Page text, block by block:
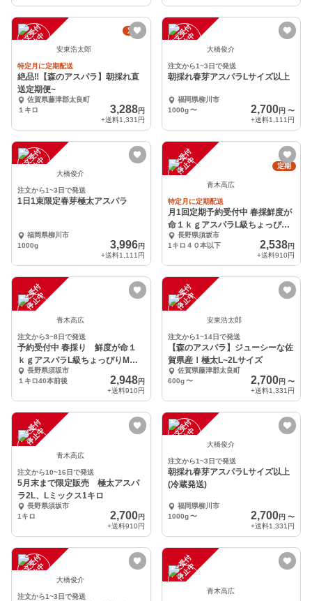
注
文
受
付
停
止
中
定期
安東浩太郎
特定月に定期配送
絶品‼【森のアスパラ】朝採れ直
送定期便~
佐賀県藤津郡太良町
１キロ
3,288円
+送料1,331円
注
文
受
付
停
止
中 大橋俊介
注文から1~3日で発送
朝採れ春芽アスパラLサイズ以上
福岡県柳川市
1000g 〜 2,700円 〜
+送料1,111円
注
文
受
付
停
止
中 大橋俊介
注文から1~3日で発送
1日1束限定春芽極太アスパラ
福岡県柳川市
1000g
3,996円
+送料1,111円
注
文
受
付
停
止
中 定期
青木高広
特定月に定期配送
月1回定期予約受付中 春採鮮度が
命１ｋｇアスパラL級ちょっぴり
M予約販売中
長野県須坂市
1キロ４０本以下
2,538円
+送料910円
注
文
受
付
停
止
中
青木高広
注文から3~8日で発送
予約受付中 春採り 鮮度が命１
ｋｇアスパラL級ちょっぴりM予
約販売中
長野県須坂市
１キロ40本前後
2,948円
+送料910円
注
文
受
付
停
止
中
安東浩太郎
注文から1~14日で発送
【森のアスパラ】ジューシーな佐
賀県産！極太L~2Lサイズ
佐賀県藤津郡太良町
600g 〜 2,700円 〜
+送料1,331円
注
文
受
付
停
止
中
青木高広
注文から10~16日で発送
5月末まで限定販売 極太アスパ
ラ2L、Lミックス1キロ
長野県須坂市
1キロ
2,700円
+送料910円
注
文
受
付
停
止
中 大橋俊介
注文から1~3日で発送
朝採れ春芽アスパラLサイズ以上
(冷蔵発送)
福岡県柳川市
1000g 〜 2,700円 〜
+送料1,331円
注
文
受
付
停
止
中 大橋俊介
注文から1~3日で発送
注
文
受
付
停
止
中
青木高広